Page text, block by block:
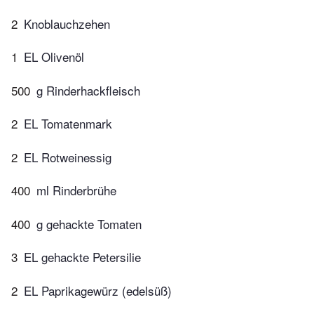
2 Knoblauchzehen
1 EL Olivenöl
500 g Rinderhackfleisch
2 EL Tomatenmark
2 EL Rotweinessig
400 ml Rinderbrühe
400 g gehackte Tomaten
3 EL gehackte Petersilie
2 EL Paprikagewürz (edelsüß)